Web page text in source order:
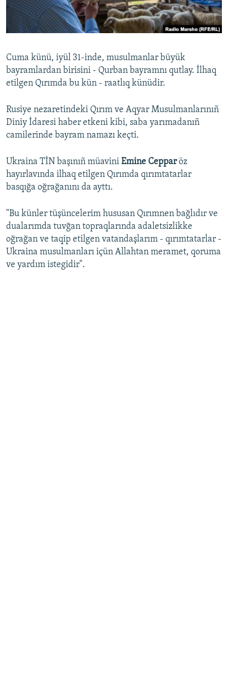
Русский
Українською
QOŞULIÑIZ!
RFE/RS bütün saytları
Cuma künü, iyül 31-inde, musulmanlar büyük
bayramlardan birisini - Qurban bayramnı qutlay. İlhaq
etilgen Qırımda bu kün - raatlıq künüdir.
Rusiye nezaretindeki Qırım ve Aqyar Musulmanlarınıñ
Diniy İdaresi haber etkeni kibi, saba yarımadanıñ
camilerinde bayram namazı keçti.
Ukraina TİN başınıñ müavini Emine Cepparöz
hayırlavında ilhaq etilgen Qırımda qırımtatarlar
basqığa oğrağanını da ayttı.
"Bu künler tüşüncelerim hususan Qırımnen bağlıdır ve
dualarımda tuvğan topraqlarında adaletsizlikke
oğrağan ve taqip etilgen vatandaşlarım - qırımtatarlar -
Ukraina musulmanları içün Allahtan meramet, qoruma
ve yardım istegidir".